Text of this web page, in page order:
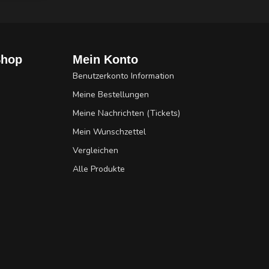
Mein Konto
Benutzerkonto Information
Meine Bestellungen
Meine Nachrichten (Tickets)
Mein Wunschzettel
Vergleichen
Alle Produkte